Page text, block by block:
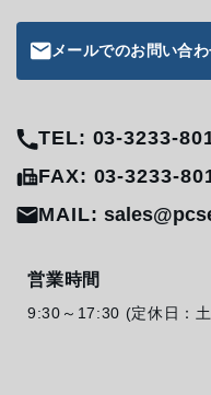
メールでのお問い合
TEL: 03-3233-
FAX: 03-3233-
MAIL:
営業時間
9:30～17:30 (定休日：